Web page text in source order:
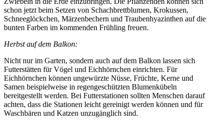
schon jetzt beim Setzen von Schachbrettblumen, Krokussen,
Schneeglöckchen, Märzenbechern und Traubenhyazinthen auf die
bunten Farben im kommenden Frühling freuen.
Herbst auf dem Balkon:
Nicht nur im Garten, sondern auch auf dem Balkon lassen sich
Futterstätten für Vögel und Eichhörnchen einrichten. Für
Eichhörnchen können ungewürzte Nüsse, Früchte, Kerne und
Samen beispielweise in regengeschützten Blumenkübeln
bereitgestellt werden. Bei Futterstationen sollten Menschen darauf
achten, dass die Stationen leicht gereinigt werden können und für
Waschbären und Katzen unzugänglich sind.